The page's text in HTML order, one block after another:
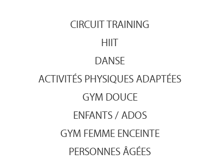
CIRCUIT TRAINING
HIIT
DANSE
ACTIVITÉS PHYSIQUES ADAPTÉES
GYM DOUCE
ENFANTS / ADOS
GYM FEMME ENCEINTE
PERSONNES ÂGÉES